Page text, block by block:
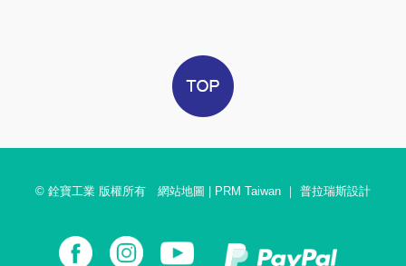
© 銓寶工業 版權所有 網站地圖 PRM Taiwan ｜ 普拉瑞斯設計